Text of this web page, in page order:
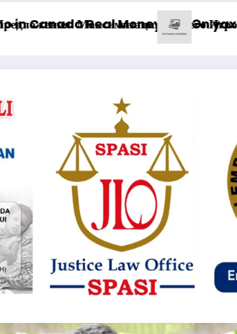
Xidmətlərindən Nələr Gözlədiyi
*Pastikan Pekayanan